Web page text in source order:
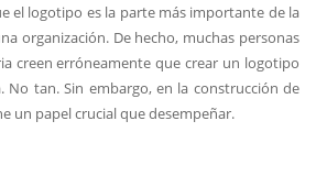
el logotipo es la parte más importante de la
organización. De hecho, muchas personas
creen erróneamente que crear un logotipo
No tan. Sin embargo, en la construcción de
un papel crucial que desempeñar.